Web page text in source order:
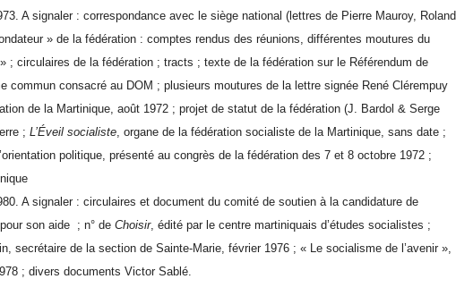
A signaler : correspondance avec le siège national (lettres de Pierre Mauroy, Roland
» de la fédération : comptes rendus des réunions, différentes moutures du
circulaires de la fédération ; tracts ; texte de la fédération sur le Référendum de
consacré au DOM ; plusieurs moutures de la lettre signée René Clérempuy
de la Martinique, août 1972 ; projet de statut de la fédération (J. Bardol & Serge
; L’Éveil socialiste , organe de la fédération socialiste de la Martinique, sans date ;
politique, présenté au congrès de la fédération des 7 et 8 octobre 1972 ;
A signaler : circulaires et document du comité de soutien à la candidature de
son aide ; n° de Choisir, édité par le centre martiniquais d’études socialistes ;
secrétaire de la section de Sainte-Marie, février 1976 ; « Le socialisme de l’avenir »,
; divers documents Victor Sablé.